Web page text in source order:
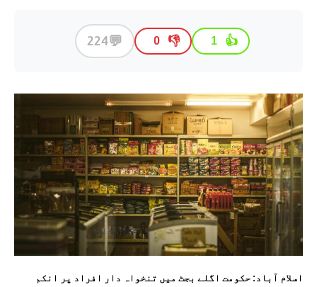
👍
1
👎
0
💬
224
اسلام آباد: حکومت اگلے بجٹ میں تنخواہ دار افراد پر انکم